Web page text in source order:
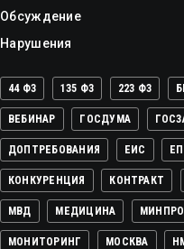
Обсуждение
Нарушения
44 ФЗ 135 ФЗ 223 ФЗ
ВЕБИНАР ГОСДУМА
ДОПТРЕБОВАНИЯ ЕИС ЕП
КОНКУРЕНЦИЯ КОНТРАКТ
МВД МЕДИЦИНА
МОНИТОРИНГ МОСКВА